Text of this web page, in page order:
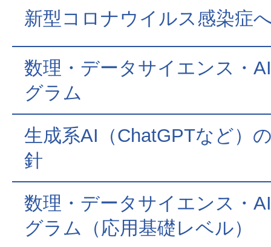
新型コロナウイルス感染症
数理・データサイエンス・
グラム
⽣成系AI（ChatGPTなど）
針
数理・データサイエンス・
グラム（応用基礎レベル）